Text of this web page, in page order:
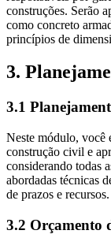
construções. Serão
como concreto
princípios de
3.
3.1
Neste módulo, você
construção civil e
considerando todas
abordadas técnicas
de prazos e recursos.
3.2 Orçamento